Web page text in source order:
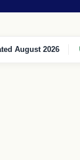
August 2026